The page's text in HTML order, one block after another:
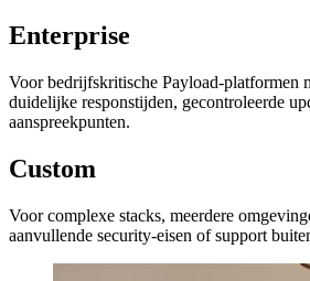
Enterprise
Voor bedrijfskritische Payload-platformen
duidelijke responstijden, gecontroleerde
aanspreekpunten.
Custom
Voor complexe stacks, meerdere
aanvullende security-eisen of support